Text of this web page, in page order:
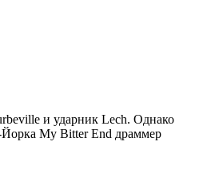
и ударник Lech. Однако
Йорка My Bitter End драммер